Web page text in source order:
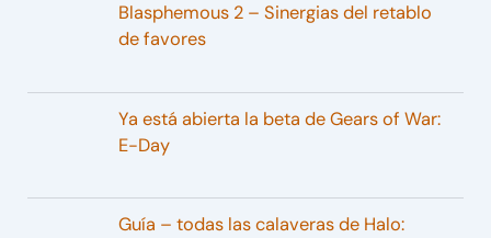
Blasphemous 2 – Sinergias del retablo
de favores
Ya está abierta la beta de Gears of War:
E-Day
Guía – todas las calaveras de Halo: